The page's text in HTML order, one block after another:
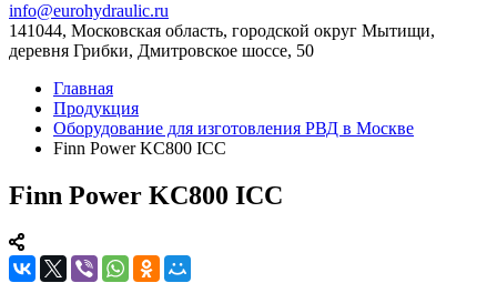
info@eurohydraulic.ru
141044, Московская область, городской округ Мытищи,
деревня Грибки, Дмитровское шоссе, 50
Главная
Продукция
Оборудование для изготовления РВД в Москве
Finn Power KC800 ICC
Finn Power KC800 ICC